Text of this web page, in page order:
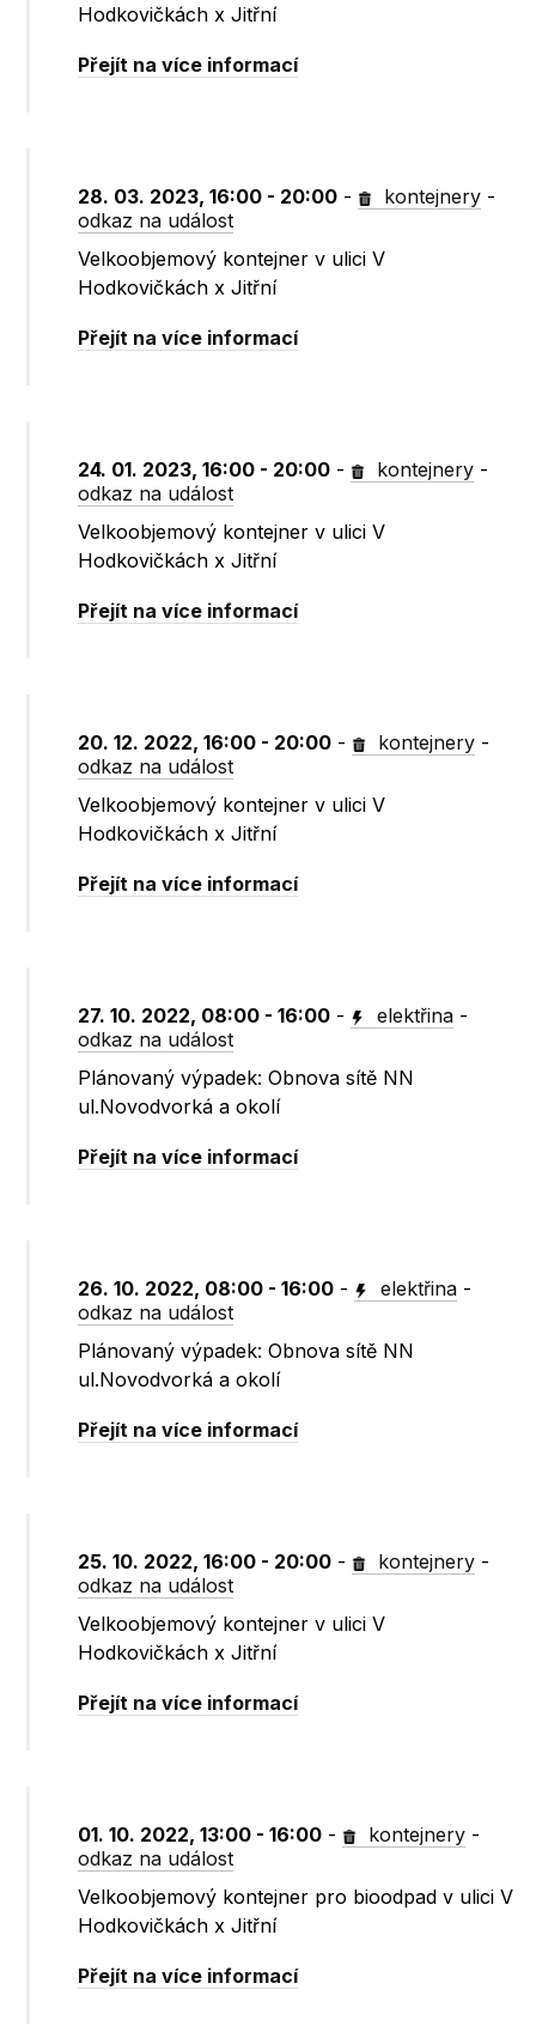
Hodkovičkách x Jitřní
Přejít na více informací
28. 03. 2023, 16:00 - 20:00 - kontejnery -
odkaz na událost
Velkoobjemový kontejner v ulici V
Hodkovičkách x Jitřní
Přejít na více informací
24. 01. 2023, 16:00 - 20:00 - kontejnery -
odkaz na událost
Velkoobjemový kontejner v ulici V
Hodkovičkách x Jitřní
Přejít na více informací
20. 12. 2022, 16:00 - 20:00 - kontejnery -
odkaz na událost
Velkoobjemový kontejner v ulici V
Hodkovičkách x Jitřní
Přejít na více informací
27. 10. 2022, 08:00 - 16:00 - elektřina -
odkaz na událost
Plánovaný výpadek: Obnova sítě NN
ul.Novodvorká a okolí
Přejít na více informací
26. 10. 2022, 08:00 - 16:00 - elektřina -
odkaz na událost
Plánovaný výpadek: Obnova sítě NN
ul.Novodvorká a okolí
Přejít na více informací
25. 10. 2022, 16:00 - 20:00 - kontejnery -
odkaz na událost
Velkoobjemový kontejner v ulici V
Hodkovičkách x Jitřní
Přejít na více informací
01. 10. 2022, 13:00 - 16:00 - kontejnery -
odkaz na událost
Velkoobjemový kontejner pro bioodpad v ulici V
Hodkovičkách x Jitřní
Přejít na více informací